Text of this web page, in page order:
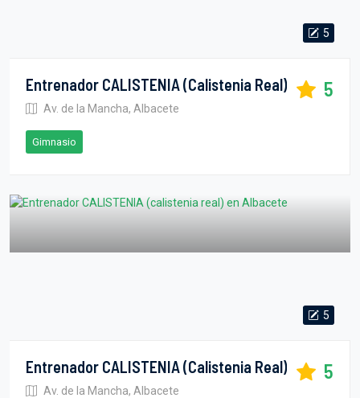
5
Entrenador CALISTENIA (calistenia Real)
Av. de la Mancha, Albacete
5
Gimnasio
5
Entrenador CALISTENIA (calistenia Real)
Av. de la Mancha, Albacete
5